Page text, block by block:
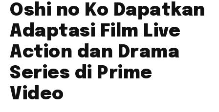
Oshi no Ko Dapatkan
Adaptasi Film Live
Action dan Drama
Series di Prime
Video